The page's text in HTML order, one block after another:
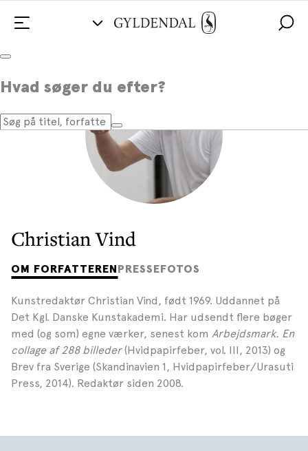
Hvad søger du efter?
Christian Vind
OM FORFATTERENPRESSEFOTOS
Kunstredaktør Christian Vind, født 1969. Uddannet på
Det Kgl. Danske Kunstakademi. Har udsendt flere bøger
med (og som) egne værker, senest kom Arbejdsmark. En
collage af 288 billeder(Hvidpapirfeber, vol. III, 2013) og
Brev fra Sverige (Skandinavien 1, Hvidpapirfeber/Urasuti
Press, 2014). Redaktør siden 2008.